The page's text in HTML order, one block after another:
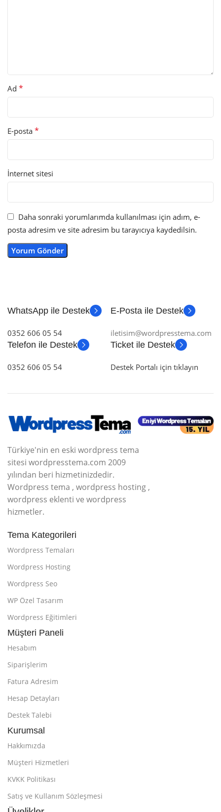
Ad *
E-posta *
İnternet sitesi
Daha sonraki yorumlarımda kullanılması için adım, e-
posta adresim ve site adresim bu tarayıcıya kaydedilsin.
WhatsApp ile Destek
0352 606 05 54
E-Posta ile Destek
iletisim@wordpresstema.com
Telefon ile Destek
0352 606 05 54
Ticket ile Destek
Destek Portalı için tıklayın
Türkiye'nin en eski wordpress tema
sitesi wordpresstema.com 2009
yılından beri hizmetinizdedir.
Wordpress tema , wordpress hosting ,
wordpress eklenti ve wordpress
hizmetler.
Tema Kategorileri
Wordpress Temaları
Wordpress Hosting
Wordpress Seo
WP Özel Tasarım
Wordpress Eğitimleri
Müşteri Paneli
Hesabım
Siparişlerim
Fatura Adresim
Hesap Detayları
Destek Talebi
Kurumsal
Hakkımızda
Müşteri Hizmetleri
KVKK Politikası
Satış ve Kullanım Sözleşmesi